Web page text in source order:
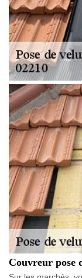
Couvreur pose